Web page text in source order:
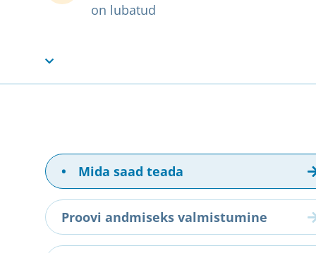
on lubatud
• Mida saad teada
Proovi andmiseks valmistumine